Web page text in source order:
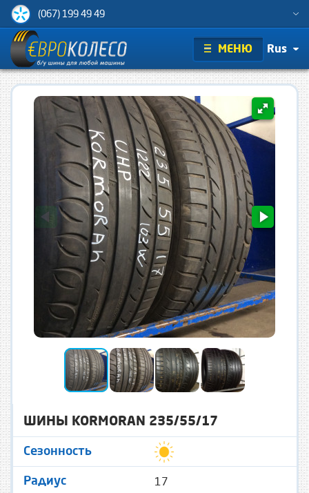
(067) 199 49 49
МЕНЮ Rus
ШИНЫ KORMORAN 235/55/17
Сезонность
Радиус 17